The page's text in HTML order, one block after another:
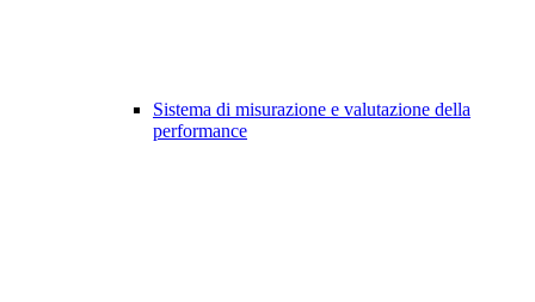
Sistema di misurazione e valutazione della
performance